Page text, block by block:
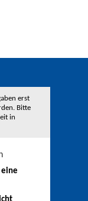
erst
Bitte
in
eine